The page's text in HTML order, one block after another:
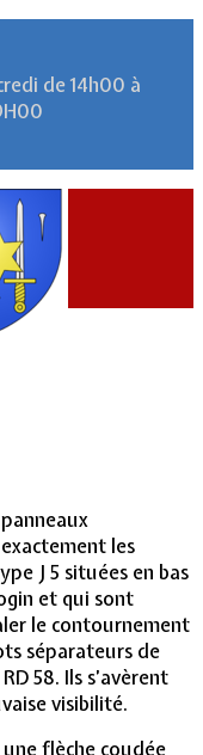
de 14h00 à
les
J 5 situées en bas
et qui sont
le contournement
séparateurs de
58. Ils s’avèrent
visibilité.
flèche coudée